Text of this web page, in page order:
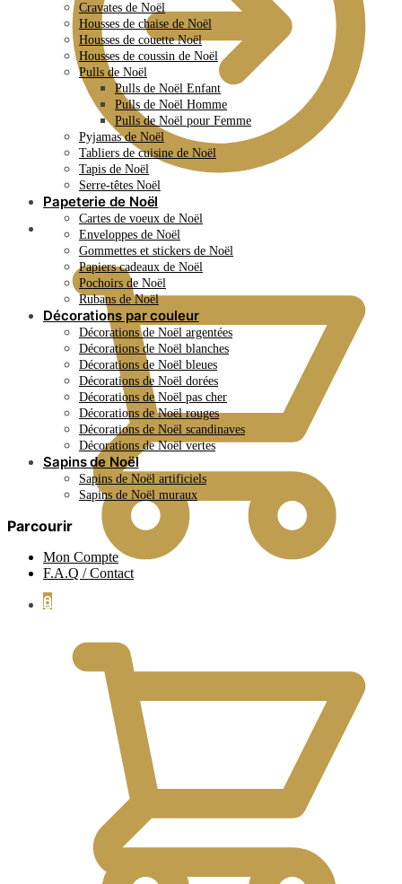
0.00 €
0
Cravates de Noël
Housses de chaise de Noël
Housses de couette Noël
Housses de coussin de Noël
Pulls de Noël
Pulls de Noël Enfant
Pulls de Noël Homme
Pulls de Noël pour Femme
Pyjamas de Noël
Tabliers de cuisine de Noël
Tapis de Noël
Serre-têtes Noël
Papeterie de Noël
Cartes de voeux de Noël
Enveloppes de Noël
Gommettes et stickers de Noël
Papiers cadeaux de Noël
Pochoirs de Noël
Rubans de Noël
Décorations par couleur
Décorations de Noël argentées
Décorations de Noël blanches
Décorations de Noël bleues
Décorations de Noël dorées
Décorations de Noël pas cher
Décorations de Noël rouges
Décorations de Noël scandinaves
Décorations de Noël vertes
Sapins de Noël
Sapins de Noël artificiels
Sapins de Noël muraux
Parcourir
Mon Compte
F.A.Q / Contact
0.00